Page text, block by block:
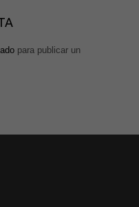
para publicar un